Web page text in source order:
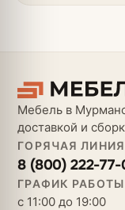
Мебель в
доставкой и
ГОРЯЧАЯ ЛИНИЯ
8 (800) 222-77-
ГРАФИК РАБОТЫ
с 11:00 до 19:00